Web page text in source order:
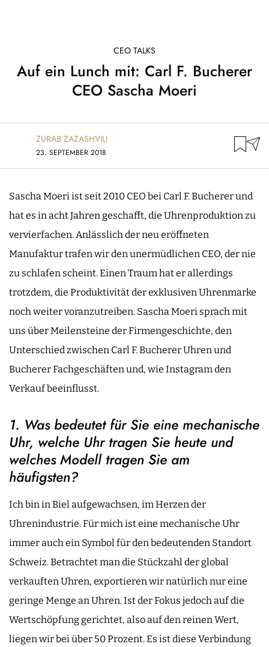
CEO TALKS
Auf ein Lunch mit: Carl F. Bucherer
CEO Sascha Moeri
ZURAB ZAZASHVILI
23. SEPTEMBER 2018
Sascha Moeri ist seit 2010 CEO bei Carl F. Bucherer und
hat es in acht Jahren geschafft, die Uhrenproduktion zu
vervierfachen. Anlässlich der neu eröffneten
Manufaktur trafen wir den unermüdlichen CEO, der nie
zu schlafen scheint. Einen Traum hat er allerdings
trotzdem, die Produktivität der exklusiven Uhrenmarke
noch weiter voranzutreiben. Sascha Moeri sprach mit
uns über Meilensteine der Firmengeschichte, den
Unterschied zwischen Carl F. Bucherer Uhren und
Bucherer Fachgeschäften und, wie Instagram den
Verkauf beeinflusst.
1. Was bedeutet für Sie eine mechanische
Uhr, welche Uhr tragen Sie heute und
welches Modell tragen Sie am
häufigsten?
Ich bin in Biel aufgewachsen, im Herzen der
Uhrenindustrie. Für mich ist eine mechanische Uhr
immer auch ein Symbol für den bedeutenden Standort
Schweiz. Betrachtet man die Stückzahl der global
verkauften Uhren, exportieren wir natürlich nur eine
geringe Menge an Uhren. Ist der Fokus jedoch auf die
Wertschöpfung gerichtet, also auf den reinen Wert,
liegen wir bei über 50 Prozent. Es ist diese Verbindung